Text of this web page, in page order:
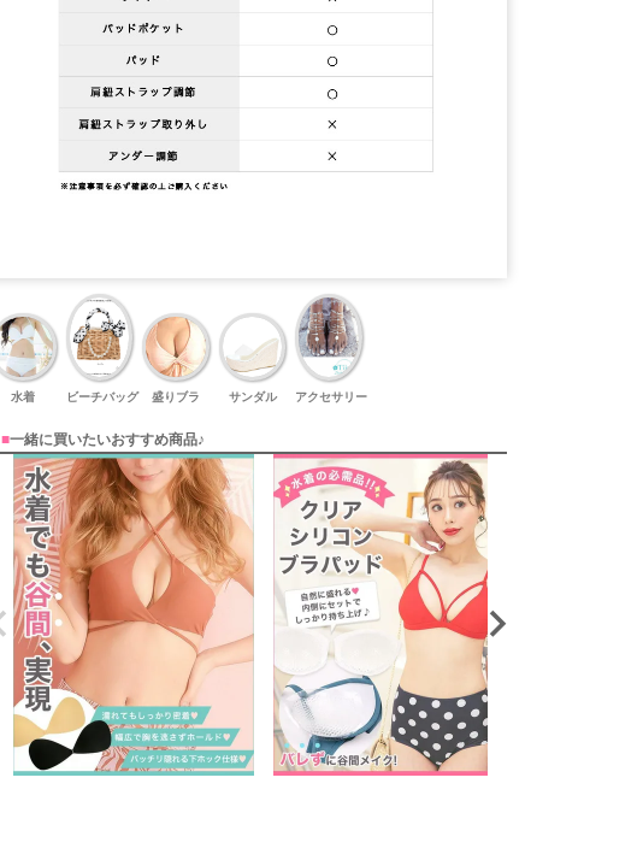
水着 ビーチバッグ 盛りブラ サンダル アクセサリー
■一緒に買いたいおすすめ商品♪